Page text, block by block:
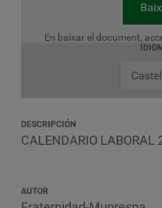
En baixar el document,
DESCRIPCIÓN
CALENDARIO LABORAL
AUTOR